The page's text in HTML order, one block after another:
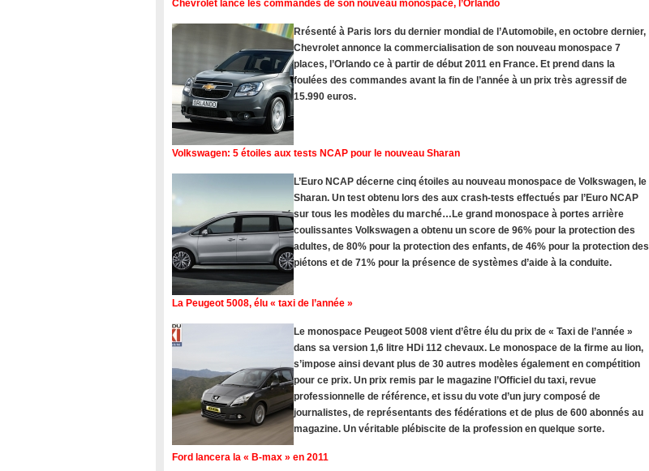
Chevrolet lance les commandes de son nouveau monospace, l’Orlando
Rrésenté à Paris lors du dernier mondial de l’Automobile, en octobre dernier,
Chevrolet annonce la commercialisation de son nouveau monospace 7
places, l’Orlando ce à partir de début 2011 en France. Et prend dans la
foulées des commandes avant la fin de l’année à un prix très agressif de
15.990 euros.
Volkswagen: 5 étoiles aux tests NCAP pour le nouveau Sharan
L’Euro NCAP décerne cinq étoiles au nouveau monospace de Volkswagen, le
Sharan. Un test obtenu lors des aux crash-tests effectués par l’Euro NCAP
sur tous les modèles du marché…Le grand monospace à portes arrière
coulissantes Volkswagen a obtenu un score de 96% pour la protection des
adultes, de 80% pour la protection des enfants, de 46% pour la protection des
piétons et de 71% pour la présence de systèmes d’aide à la conduite.
La Peugeot 5008, élu « taxi de l’année »
Le monospace Peugeot 5008 vient d’être élu du prix de « Taxi de l’année »
dans sa version 1,6 litre HDi 112 chevaux. Le monospace de la firme au lion,
s’impose ainsi devant plus de 30 autres modèles également en compétition
pour ce prix. Un prix remis par le magazine l’Officiel du taxi, revue
professionnelle de référence, et issu du vote d’un jury composé de
journalistes, de représentants des fédérations et de plus de 600 abonnés au
magazine. Un véritable plébiscite de la profession en quelque sorte.
Ford lancera la « B-max » en 2011